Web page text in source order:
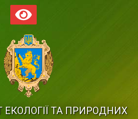
ТА ПРИРОДНИХ